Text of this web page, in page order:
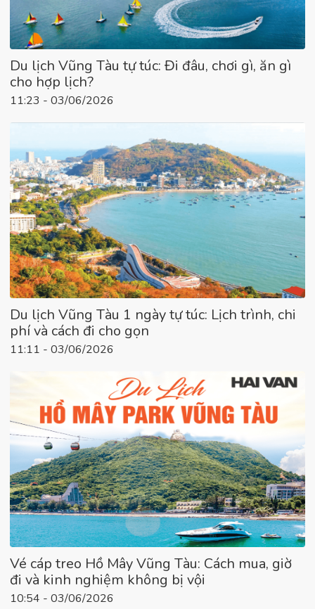
Du lịch Vũng Tàu tự túc: Đi đâu, chơi gì, ăn gì
cho hợp lịch?
11:23 - 03/06/2026
Du lịch Vũng Tàu 1 ngày tự túc: Lịch trình, chi
phí và cách đi cho gọn
11:11 - 03/06/2026
Vé cáp treo Hồ Mây Vũng Tàu: Cách mua, giờ
đi và kinh nghiệm không bị vội
10:54 - 03/06/2026